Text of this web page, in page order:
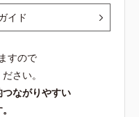
イド
すので
さい。
ながりやすい